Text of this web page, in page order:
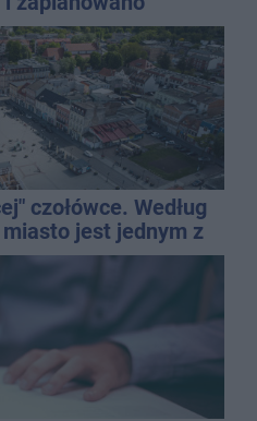
czołówce. Według
jest jednym z
na upały